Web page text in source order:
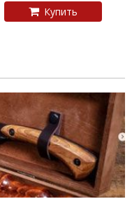
Купить